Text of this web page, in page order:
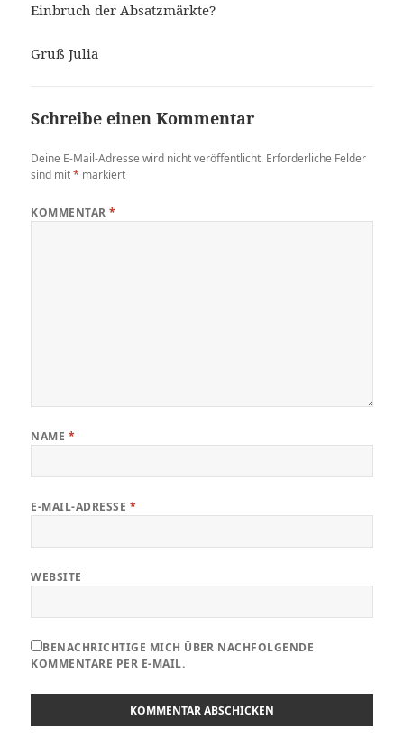
Einbruch der Absatzmärkte?
Gruß Julia
Schreibe einen Kommentar
Deine E-Mail-Adresse wird nicht veröffentlicht. Erforderliche Felder
sind mit* markiert
KOMMENTAR*
NAME *
E-MAIL-ADRESSE *
WEBSITE
BENACHRICHTIGE MICH ÜBER NACHFOLGENDE
KOMMENTARE PER E-MAIL.